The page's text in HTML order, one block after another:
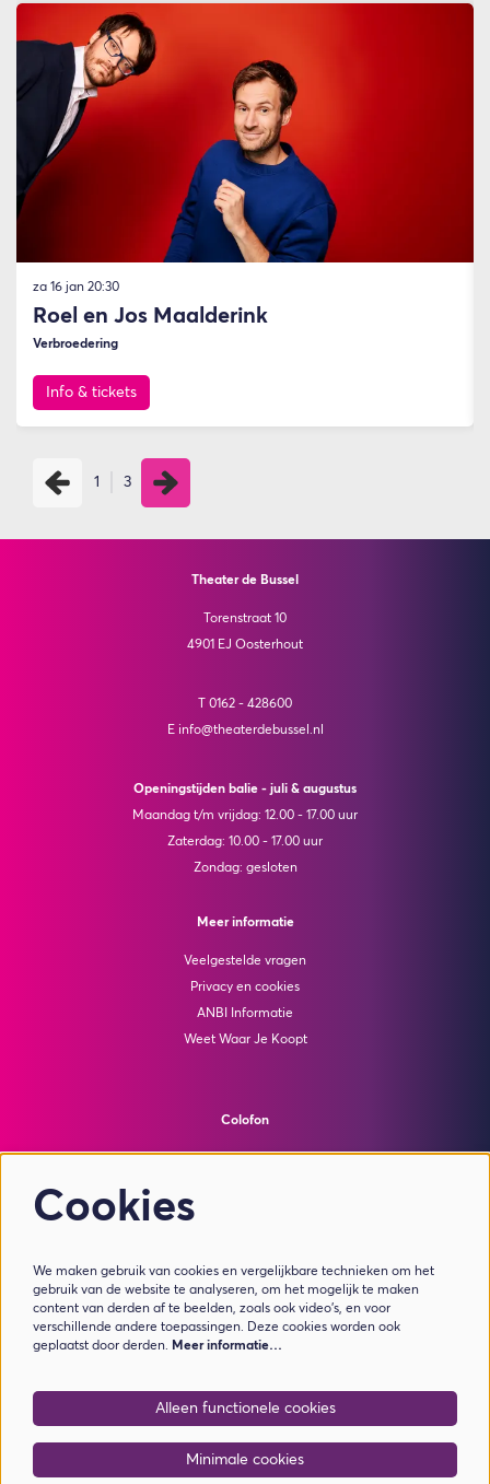
Roel en Jos Maalderink
Verbroedering
za 16 jan 20:30
Info & tickets
1 3
Theater de Bussel
Torenstraat 10
4901 EJ Oosterhout
T 0162 - 428600
E info@theaterdebussel.nl
Openingstijden balie - juli & augustus
Maandag t/m vrijdag: 12.00 - 17.00 uur
Zaterdag: 10.00 - 17.00 uur
Zondag: gesloten
Meer informatie
Veelgestelde vragen
Privacy en cookies
ANBI Informatie
Weet Waar Je Koopt
Colofon
© Theater de Bussel
Meld je aan voor de nieuwsbrief
Cookies
We maken gebruik van cookies en vergelijkbare technieken om het
gebruik van de website te analyseren, om het mogelijk te maken
content van derden af te beelden, zoals ook video’s, en voor
verschillende andere toepassingen. Deze cookies worden ook
geplaatst door derden. Meer informatie…
Alleen functionele cookies
Minimale cookies